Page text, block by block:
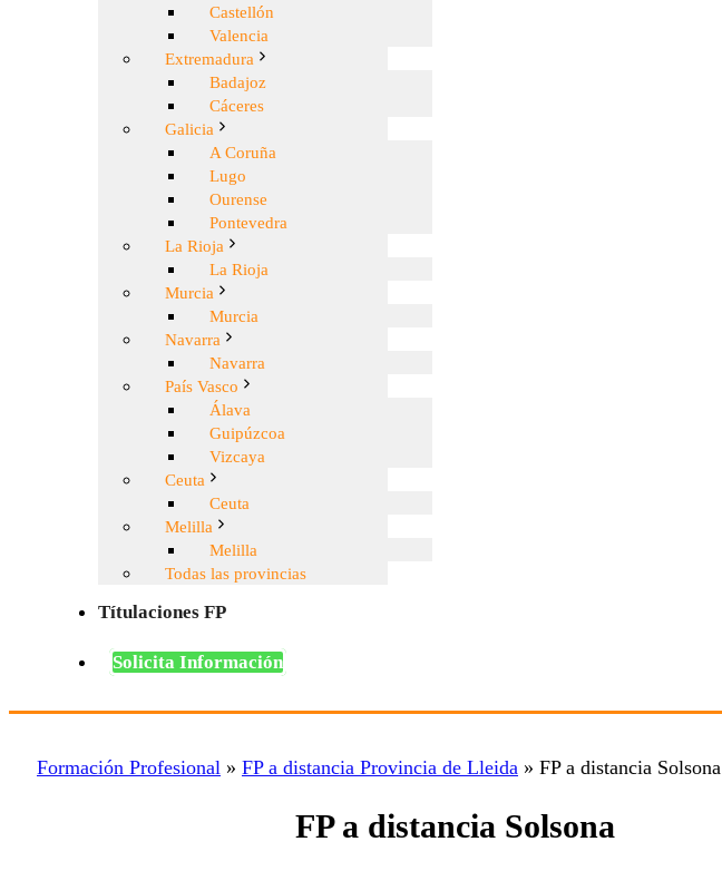
Castellón
Valencia
Extremadura
Badajoz
Cáceres
Galicia
A Coruña
Lugo
Ourense
Pontevedra
La Rioja
La Rioja
Murcia
Murcia
Navarra
Navarra
País Vasco
Álava
Guipúzcoa
Vizcaya
Ceuta
Ceuta
Melilla
Melilla
Todas las provincias
Títulaciones FP
Solicita Información
Formación Profesional » FP a distancia Provincia de Lleida » FP a distancia Solsona
FP a distancia Solsona